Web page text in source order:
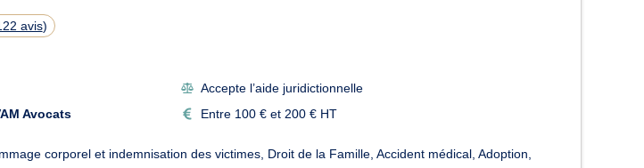
avis)
Accepte l’aide juridictionnelle
Avocats Entre 100 € et 200 € HT
corporel et indemnisation des victimes Droit de la Famille Accident médical Adoption